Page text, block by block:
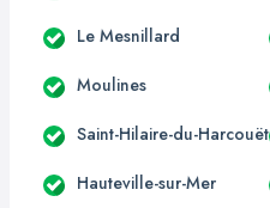
Le Mesnillard
Moulines
Saint-Hilaire-du-Harcouët
Hauteville-sur-Mer